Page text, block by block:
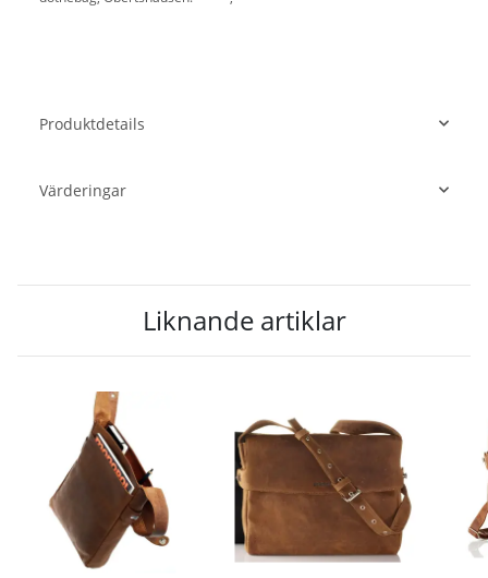
Produktdetails
Värderingar
Liknande artiklar